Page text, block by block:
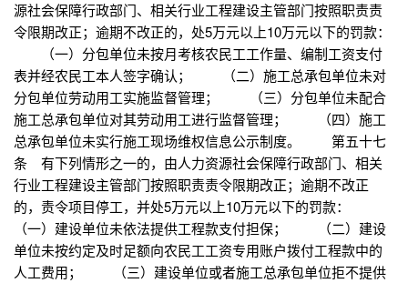
源社会保障行政部门、相关行业工程建设主管部门按照职责责
令限期改正；逾期不改正的，处5万元以上10万元以下的罚款：
（一）分包单位未按月考核农民工工作量、编制工资支付
表并经农民工本人签字确认； （二）施工总承包单位未对
分包单位劳动用工实施监督管理； （三）分包单位未配合
施工总承包单位对其劳动用工进行监督管理； （四）施工
总承包单位未实行施工现场维权信息公示制度。 第五十七
条 有下列情形之一的，由人力资源社会保障行政部门、相关
行业工程建设主管部门按照职责责令限期改正；逾期不改正
的，责令项目停工，并处5万元以上10万元以下的罚款：
（一）建设单位未依法提供工程款支付担保； （二）建设
单位未按约定及时足额向农民工工资专用账户拨付工程款中的
人工费用； （三）建设单位或者施工总承包单位拒不提供